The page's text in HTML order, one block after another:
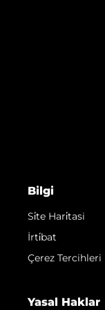
Bilgi
Si̇te Hari̇tasi
İrti̇bat
Çerez Tercihleri
Yasal Haklar